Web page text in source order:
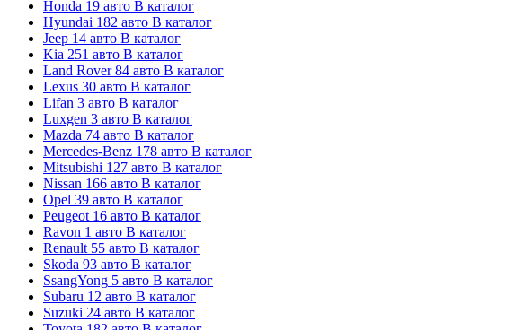
Honda 19 авто В каталог
Hyundai 182 авто В каталог
Jeep 14 авто В каталог
Kia 251 авто В каталог
Land Rover 84 авто В каталог
Lexus 30 авто В каталог
Lifan 3 авто В каталог
Luxgen 3 авто В каталог
Mazda 74 авто В каталог
Mercedes-Benz 178 авто В каталог
Mitsubishi 127 авто В каталог
Nissan 166 авто В каталог
Opel 39 авто В каталог
Peugeot 16 авто В каталог
Ravon 1 авто В каталог
Renault 55 авто В каталог
Skoda 93 авто В каталог
SsangYong 5 авто В каталог
Subaru 12 авто В каталог
Suzuki 24 авто В каталог